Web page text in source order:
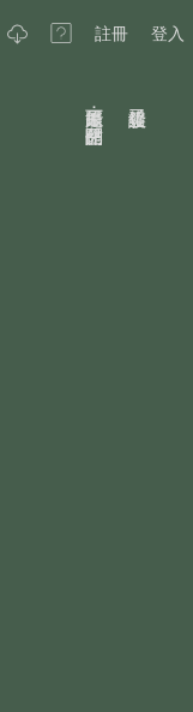
註冊 登入
原因可能是：作品已關閉